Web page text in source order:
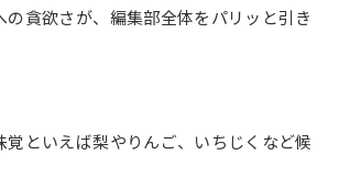
の貪欲さが、編集部全体をパリッと引き
覚といえば梨やりんご、いちじくなど候